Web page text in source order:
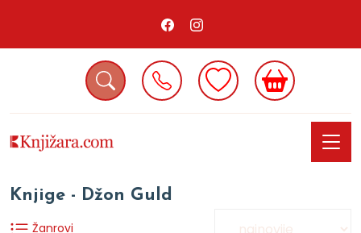
Knjige - Džon Guld
Žanrovi